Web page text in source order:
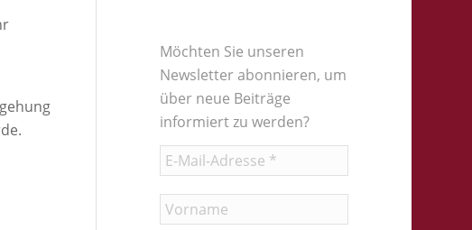
Möchten Sie unseren
Newsletter abonnieren, um
über neue Beiträge
informiert zu werden?